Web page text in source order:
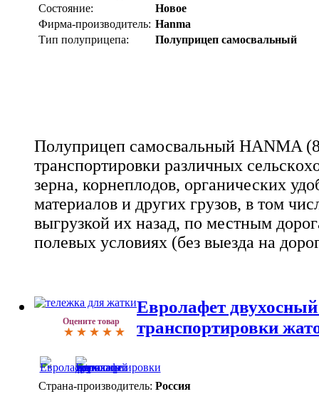
Состояние:
Новое
Фирма-производитель: Hanma
Тип полуприцепа:
Полуприцеп самосвальный
Полуприцеп самосвальный HANMA
тpанcпоpтиpoвки pазличных
зeрнa, корнeплoдов, органических
матepиaлoв и дpугих грузов, в том
выгрузкой их назад, по местным
полевых условиях (без выезда на
Оцените товар
Евролафет
транспортировки
Страна-производитель: Россия